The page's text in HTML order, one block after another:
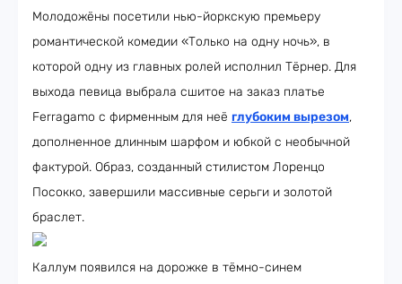
Молодожёны посетили нью-йоркскую премьеру
романтической комедии «Только на одну ночь», в
которой одну из главных ролей исполнил Тёрнер. Для
выхода певица выбрала сшитое на заказ платье
Ferragamo с фирменным для неё глубоким вырезом,
дополненное длинным шарфом и юбкой с необычной
фактурой. Образ, созданный стилистом Лоренцо
Посокко, завершили массивные серьги и золотой
браслет.
Каллум появился на дорожке в тёмно-синем